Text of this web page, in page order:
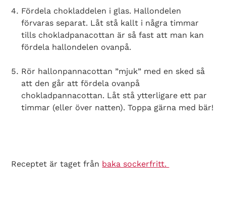
Fördela chokladdelen i glas. Hallondelen
förvaras separat. Låt stå kallt i några timmar
tills chokladpanacottan är så fast att man kan
fördela hallondelen ovanpå.
Rör hallonpannacottan ”mjuk” med en sked så
att den går att fördela ovanpå
chokladpannacottan. Låt stå ytterligare ett par
timmar (eller över natten). Toppa gärna med bär!
Receptet är taget från baka sockerfritt.